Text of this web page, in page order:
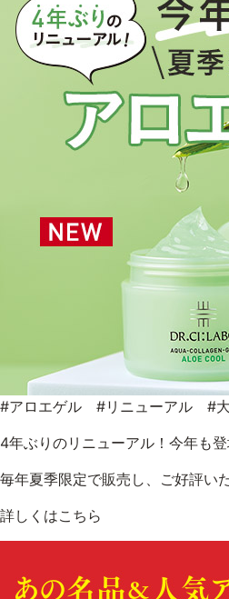
#アロエゲル #リニューアル #
4年ぶりのリニューアル！今年も
毎年夏季限定で販売し、ご好評い
詳しくはこちら